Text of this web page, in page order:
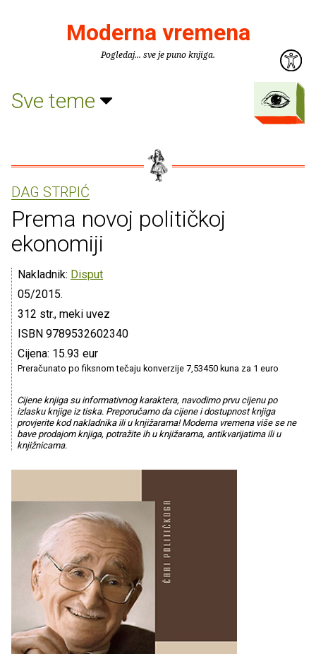
Moderna vremena
Pogledaj... sve je puno knjiga.
Sve teme
DAG STRPIĆ
Prema novoj političkoj
ekonomiji
Nakladnik: Disput
05/2015.
312 str., meki uvez
ISBN 9789532602340
Cijena: 15.93 eur
Preračunato po fiksnom tečaju konverzije 7,53450 kuna za 1 euro
Cijene knjiga su informativnog karaktera, navodimo prvu cijenu po
izlasku knjige iz tiska. Preporučamo da cijene i dostupnost knjiga
provjerite kod nakladnika ili u knjižarama! Moderna vremena više se ne
bave prodajom knjiga, potražite ih u knjižarama, antikvarijatima ili u
knjižnicama.